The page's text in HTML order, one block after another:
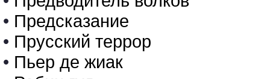
• Предсказание
• Прусский террор
• Пьер де жиак